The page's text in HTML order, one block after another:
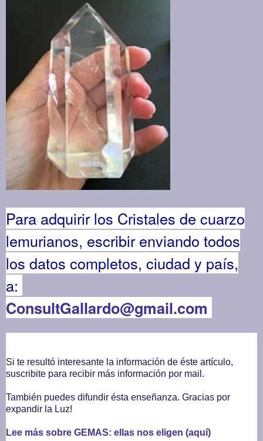
Para adquirir los Cristales de cuarzo
lemurianos, escribir enviando todos
los datos completos, ciudad y país,
a:
ConsultGallardo@gmail.com
Si te resultó interesante la información de éste artículo,
suscribite para recibir más información por mail.
También puedes difundir ésta enseñanza. Gracias por
expandir la Luz!
Lee más sobre GEMAS: ellas nos eligen (aquí)